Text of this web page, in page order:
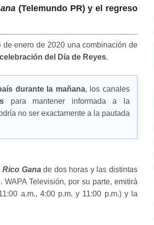
(Telemundo PR) y el regreso
enero de 2020 una combinación de
celebración del Día de Reyes.
durante la mañana, los canales
para mantener informada a la
no ser exactamente a la pautada
Rico Ganade dos horas y las distintas
Televisión, por su parte, emitirá
a.m., 4:00 p.m. y 11:00 p.m.) y la